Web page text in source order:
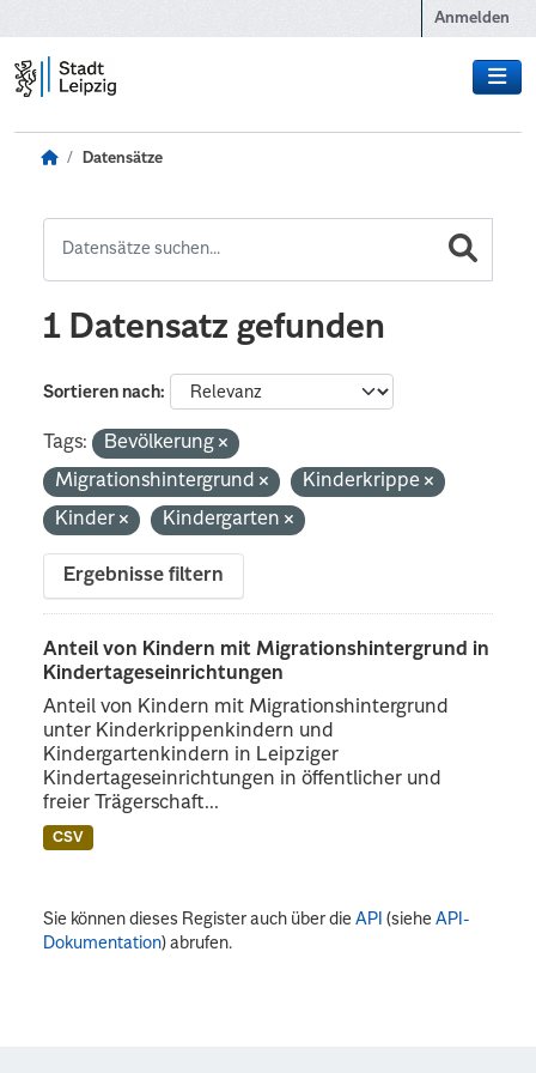
Anmelden
Datensätze
1 Datensatz gefunden
Sortieren nach
Tags:
Bevölkerung
Migrationshintergrund
Kinderkrippe
Kinder
Kindergarten
Ergebnisse filtern
Anteil von Kindern mit Migrationshintergrund in
Kindertageseinrichtungen
Anteil von Kindern mit Migrationshintergrund
unter Kinderkrippenkindern und
Kindergartenkindern in Leipziger
Kindertageseinrichtungen in öffentlicher und
freier Trägerschaft...
CSV
Sie können dieses Register auch über dieAPI (sieheAPI-
Dokumentation) abrufen.